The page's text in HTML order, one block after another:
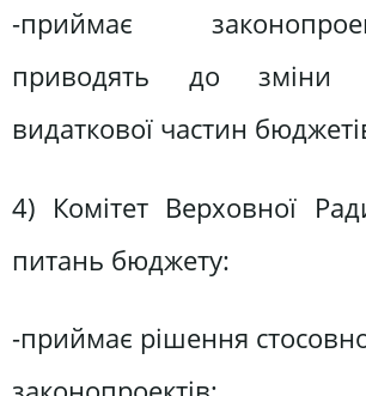
-приймає
приводять до зміни
видаткової частин
4) Комітет Верховної
питань бюджету:
-приймає рішення